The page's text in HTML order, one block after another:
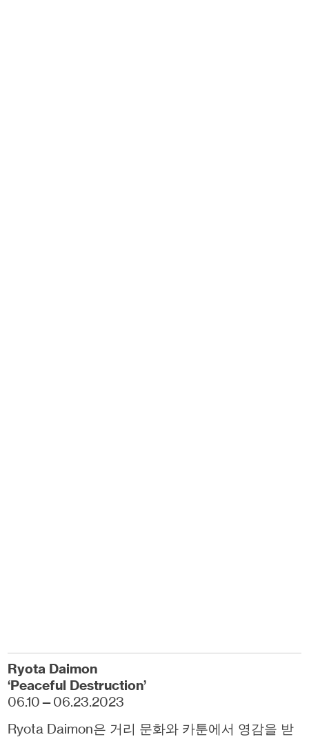
RyotaDaimon
‘Peaceful Destruction’
06.10—06.23.2023
Ryota Daimon은 거리 문화와 카툰에서 영감을 받